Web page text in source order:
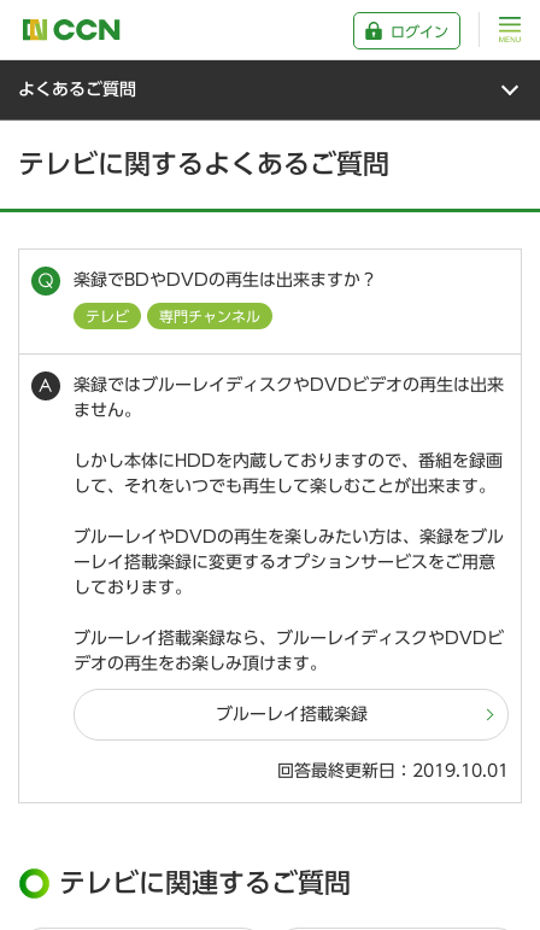
ログイン
よくあるご質問
テレビに関するよくあるご質問
楽録でBDやDVDの再生は出来ますか？
テレビ 専門チャンネル
楽録ではブルーレイディスクやDVDビデオの再生は出来
ません。
しかし本体にHDDを内蔵しておりますので、番組を録画
して、それをいつでも再生して楽しむことが出来ます。
ブルーレイやDVDの再生を楽しみたい方は、楽録をブル
ーレイ搭載楽録に変更するオプションサービスをご用意
しております。
ブルーレイ搭載楽録なら、ブルーレイディスクやDVDビ
デオの再生をお楽しみ頂けます。
ブルーレイ搭載楽録
回答最終更新日：2019.10.01
テレビに関連するご質問